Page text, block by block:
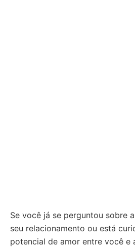
Se você já se perguntou sobre
seu relacionamento ou está
potencial de amor entre você e